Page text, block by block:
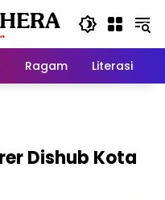
Ragam Literasi
Dishub Kota